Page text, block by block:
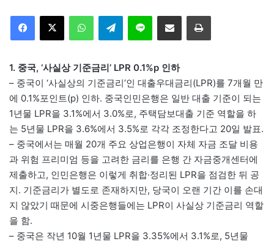
Facebook
X WhatsAppTelegramLine 이메일 인쇄
1. 중국, ‘사실상 기준금리’ LPR 0.1%p 인하
– 중국이 ‘사실상의 기준금리’인 대출우대금리(LPR)를 7개월 만
에 0.1%포인트(p) 인하. 중국인민은행은 일반 대출 기준이 되는
1년물 LPR을 3.1%에서 3.0%로, 주택담보대출 기준 역할을 하
는 5년물 LPR을 3.6%에서 3.5%로 각각 조정한다고 20일 발표.
– 중국에서는 매월 20개 주요 상업은행이 자체 자금 조달 비용
과 위험 프리미엄 등을 고려한 금리를 은행 간 자금중개센터에
제출하고, 인민은행은 이렇게 취합·정리된 LPR을 점검한 뒤 공
지. 기준금리가 별도로 존재하지만, 당국이 오랜 기간 이를 손대
지 않았기 때문에 시중은행들에는 LPR이 사실상 기준금리 역할
을 함.
– 중국은 작년 10월 1년물 LPR을 3.35%에서 3.1%로, 5년물